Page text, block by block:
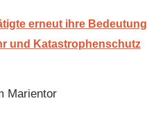
erneut ihre
und Katastrophenschutz
Marientor